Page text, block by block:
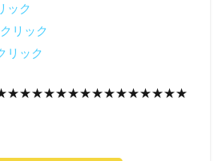
ック
リック
リック